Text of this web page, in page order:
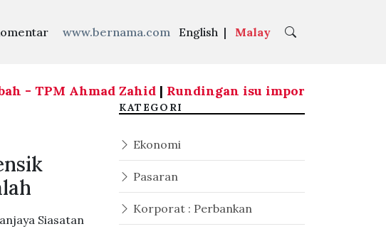
www.bernama.com English | Malay
- TPM Ahmad Zahid|Rundingan isu import udang dari
Siasatan
KATEGORI
Ekonomi
Pasaran
Korporat : Perbankan